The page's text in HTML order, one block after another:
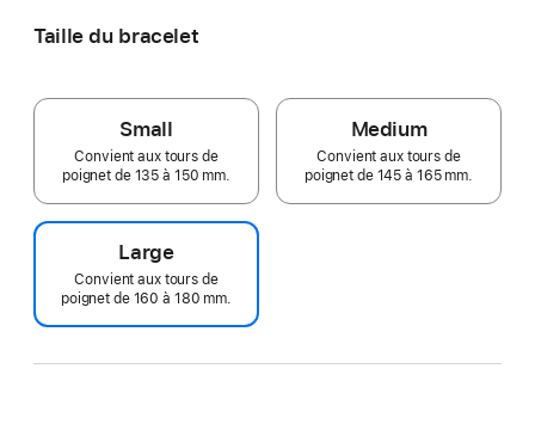
Taille du bracelet
Small
Convient aux tours de
poignet de 135 à 150 mm.
Medium
Convient aux tours de
poignet de 145 à 165 mm.
Large
Convient aux tours de
poignet de 160 à 180 mm.